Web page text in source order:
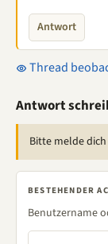
Antwort
Thread
Antwort
Bitte melde
BESTEHENDER
Benutzername